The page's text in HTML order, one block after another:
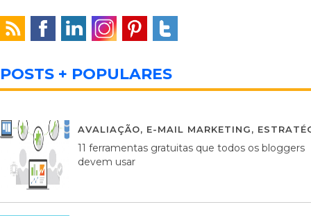
POSTS + POPULARES
AVALIAÇÃO, E-MAIL MARKETING,
11 ferramentas gratuitas que todos os bloggers
devem usar